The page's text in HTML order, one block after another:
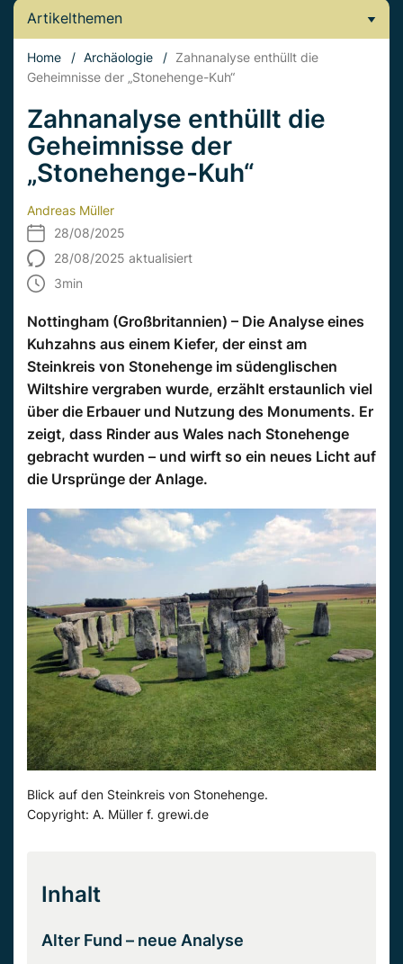
Artikelthemen
Home / Archäologie / Zahnanalyse enthüllt die
Geheimnisse der „Stonehenge-Kuh“
Zahnanalyse enthüllt die
Geheimnisse der
„Stonehenge-Kuh“
Andreas Müller
28/08/2025
28/08/2025 aktualisiert
3min
Nottingham (Großbritannien) – Die Analyse eines
Kuhzahns aus einem Kiefer, der einst am
Steinkreis von Stonehenge im südenglischen
Wiltshire vergraben wurde, erzählt erstaunlich viel
über die Erbauer und Nutzung des Monuments. Er
zeigt, dass Rinder aus Wales nach Stonehenge
gebracht wurden – und wirft so ein neues Licht auf
die Ursprünge der Anlage.
Blick auf den Steinkreis von Stonehenge.
Copyright: A. Müller f. grewi.de
Inhalt
Alter Fund – neue Analyse